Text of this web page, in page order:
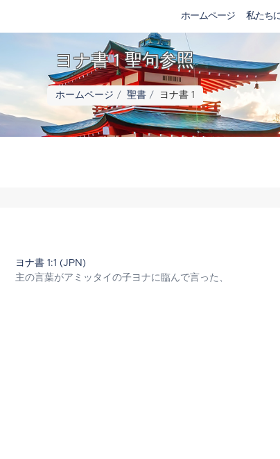
ホームページ 私たち
ヨナ書 1 聖句参照
ホームページ 聖書 ヨナ書 1
ヨナ書 1:1 (JPN)
主の言葉がアミッタイの子ヨナに臨んで言った、